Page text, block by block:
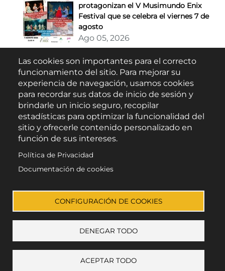
protagonizan el V Musimundo Enix
Festival que se celebra el viernes 7 de
agosto
Ago 05, 2026
Buscar
Las cookies son importantes para el correcto
funcionamiento del sitio. Para mejorar su
experiencia de navegación, usamos cookies
para recordar sus datos de inicio de sesión y
brindarle un inicio seguro, recopilar
estadísticas para optimizar la funcionalidad del
sitio y ofrecerle contenido personalizado en
función de sus intereses.
Política de Privacidad
Documentación de cookies
CONFIGURACIÓN DE COOKIES
DENEGAR TODO
ACEPTAR TODO
Aviso Legal
Privacidad Cookies Accesibilidad